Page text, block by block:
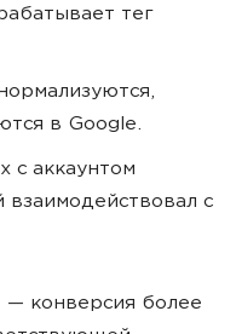
тег
в Google.
с аккаунтом
взаимодействовал с
— конверсия более